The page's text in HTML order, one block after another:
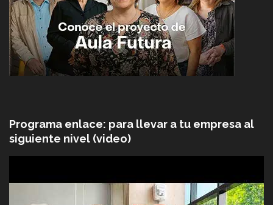
Programa enlace: para llevar a tu empresa al
siguiente nivel (video)